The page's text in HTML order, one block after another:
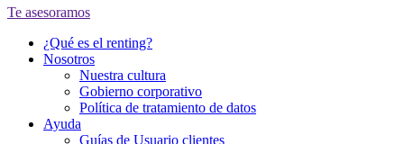
Te asesoramos
¿Qué es el renting?
Nosotros
Nuestra cultura
Gobierno corporativo
Política de tratamiento de datos
Ayuda
Guías de Usuario clientes